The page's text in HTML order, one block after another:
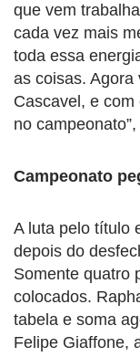
que vem
cada vez mais
toda essa
as coisas. Agora
Cascavel, e
no
Campeonato
A luta pelo título
depois do
Somente quatro
colocados.
tabela e soma
Felipe Giaffone,